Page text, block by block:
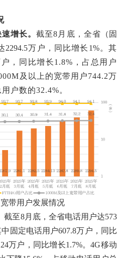
速增长。截至8 月底，全省 （固
2294.5万户，同比增长 1%。其
，同比增长1.8%， 占总用户
及以上的宽带用 户744.2万
户数的32.4%。
带用户发展情况
截至8月 底， 全省电话用户达573
中固定电话用户607.8万户，同比
万户，同比增长1.7%。4G移动